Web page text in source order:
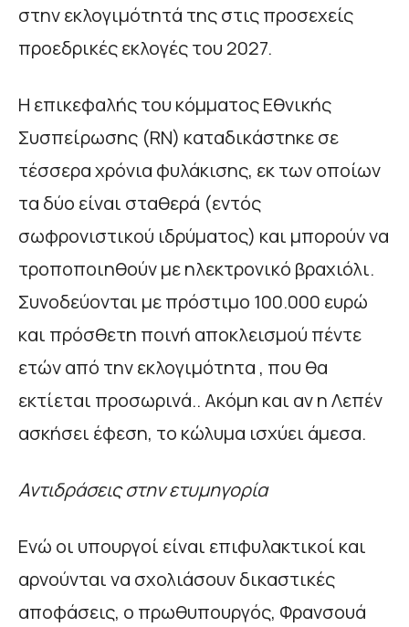
στην εκλογιμότητά της στις προσεχείς
προεδρικές εκλογές του 2027.
Η επικεφαλής του κόμματος Εθνικής
Συσπείρωσης (RN) καταδικάστηκε σε
τέσσερα χρόνια φυλάκισης, εκ των οποίων
τα δύο είναι σταθερά (εντός
σωφρονιστικού ιδρύματος) και μπορούν να
τροποποιηθούν με ηλεκτρονικό βραχιόλι.
Συνοδεύονται με πρόστιμο 100.000 ευρώ
και πρόσθετη ποινή αποκλεισμού πέντε
ετών από την εκλογιμότητα , που θα
εκτίεται προσωρινά.. Ακόμη και αν η Λεπέν
ασκήσει έφεση, το κώλυμα ισχύει άμεσα.
Αντιδράσεις στην ετυμηγορία
Ενώ οι υπουργοί είναι επιφυλακτικοί και
αρνούνται να σχολιάσουν δικαστικές
αποφάσεις, ο πρωθυπουργός, Φρανσουά